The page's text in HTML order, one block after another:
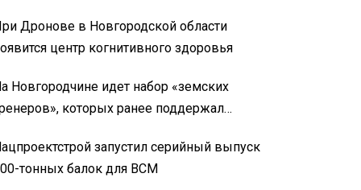
Дронове в Новгородской области
центр когнитивного здоровья
Новгородчине идет набор «земских
которых ранее поддержал
запустил серийный выпуск
тонных балок для ВСМ